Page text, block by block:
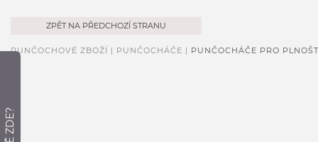
ZPĚT NA PŘEDCHOZÍ STRANU
PUNČOCHOVÉ ZBOŽÍ | PUNČOCHÁČE | PUNČOCHÁČE PRO